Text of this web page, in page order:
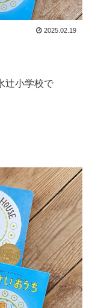
2025.02.19
辻小学校で